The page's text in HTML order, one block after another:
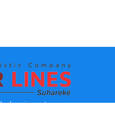
de paiement: